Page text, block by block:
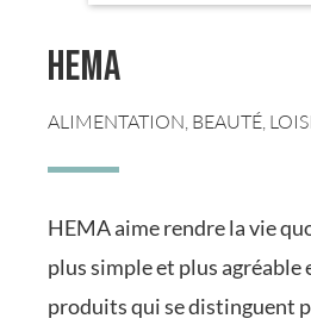
Hema
ALIMENTATION, BEAUTÉ,
HEMA aime rendre la vie
plus simple et plus agréable
produits qui se distinguent